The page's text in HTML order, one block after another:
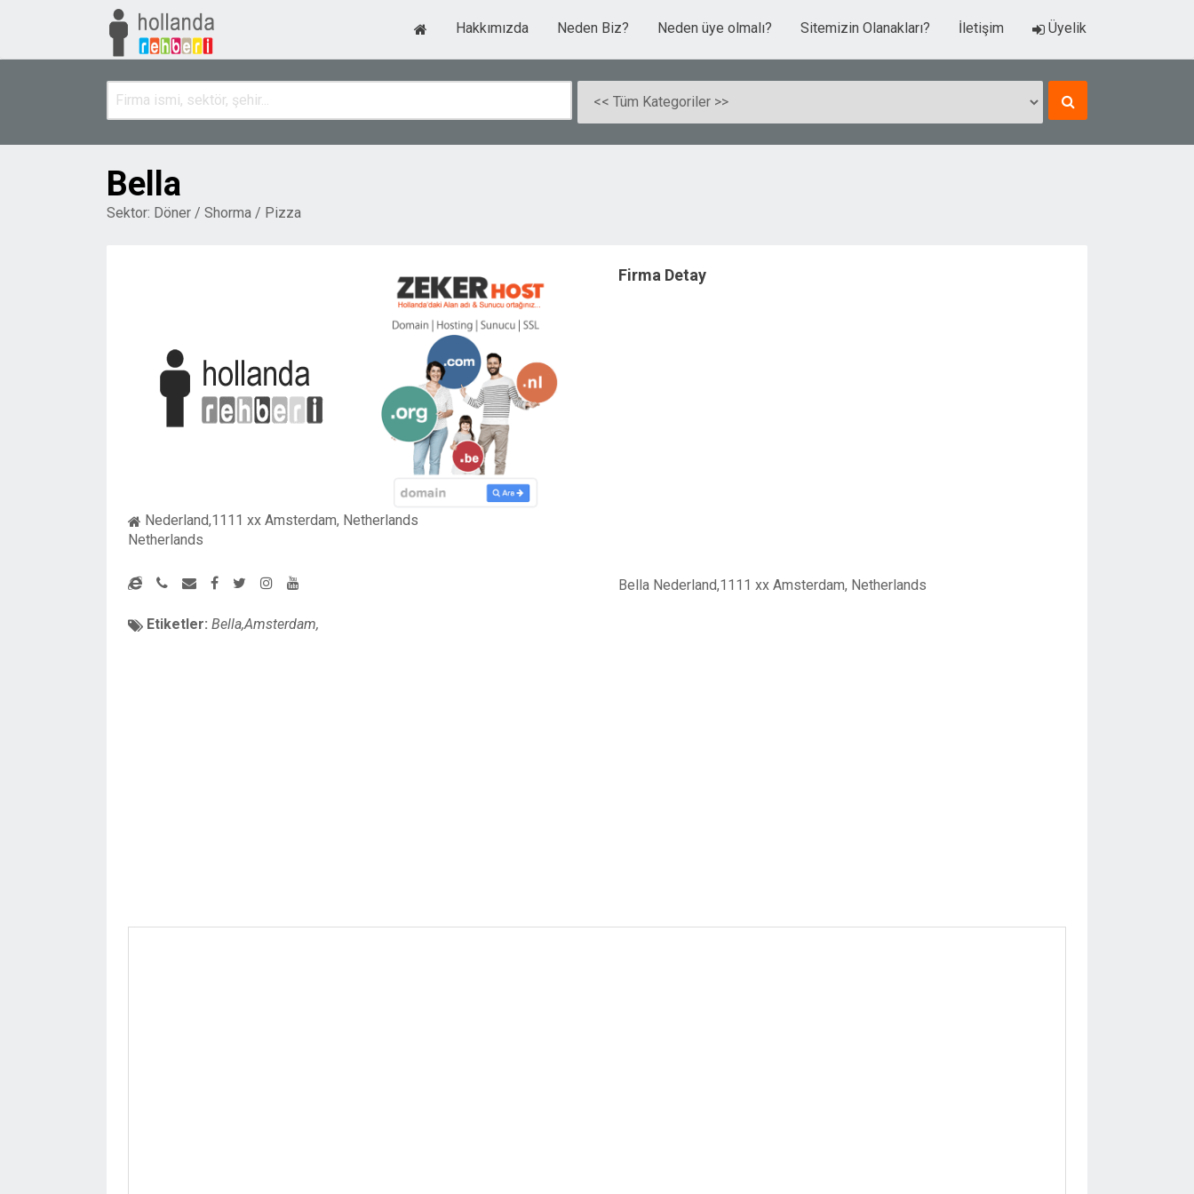
Hakkımızda Neden Biz? Neden üye olmalı? Sitemizin Olanakları? İletişim Üyelik
Bella
Sektor: Döner / Shorma / Pizza
Nederland,1111 xx Amsterdam, Netherlands
Netherlands
Etiketler: Bella,Amsterdam,
Firma Detay
Bella Nederland,1111 xx Amsterdam, Netherlands